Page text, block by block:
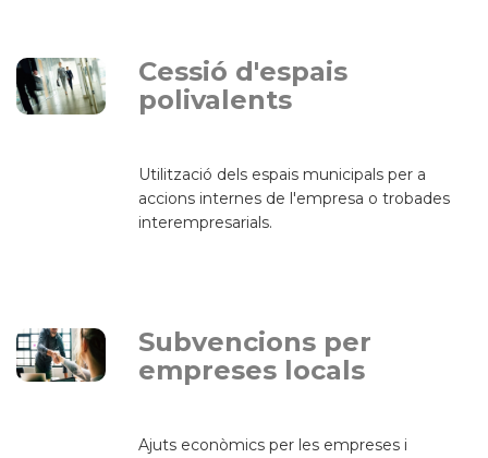
Cessió d'espais
polivalents
Utilització dels espais municipals per a
accions internes de l'empresa o trobades
interempresarials.
Subvencions per
empreses locals
Ajuts econòmics per les empreses i